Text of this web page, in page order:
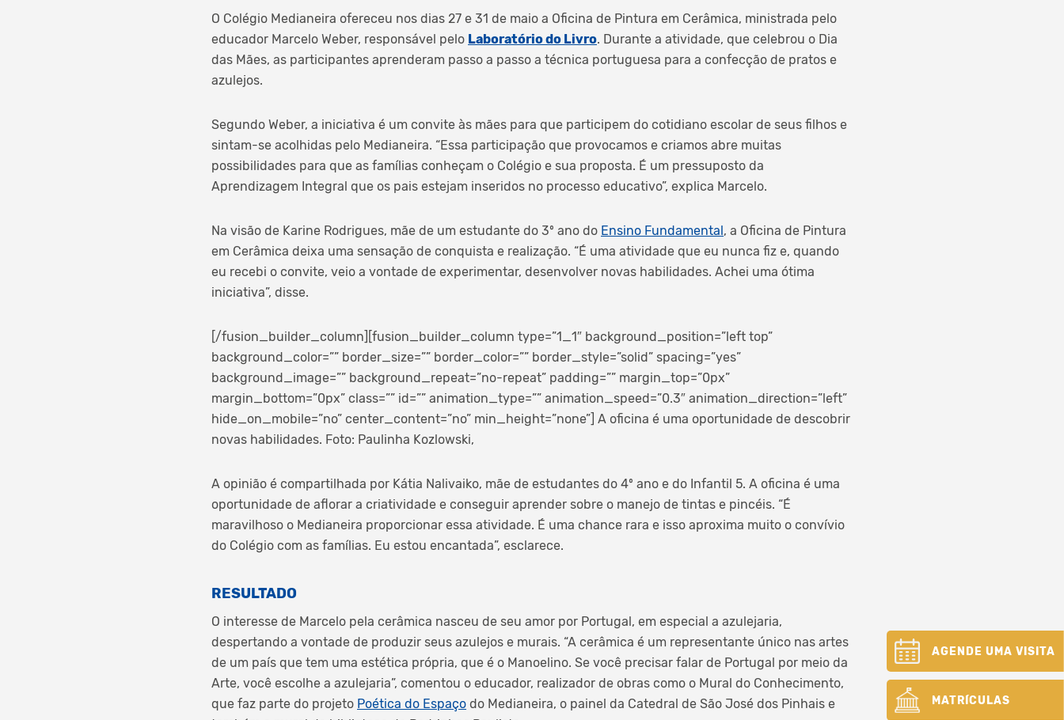
O Colégio Medianeira ofereceu nos dias 27 e 31 de maio a Oficina de Pintura em Cerâmica, ministrada pelo
educador Marcelo Weber, responsável pelo Laboratório do Livro. Durante a atividade, que celebrou o Dia
das Mães, as participantes aprenderam passo a passo a técnica portuguesa para a confecção de pratos e
azulejos.
Segundo Weber, a iniciativa é um convite às mães para que participem do cotidiano escolar de seus filhos e
sintam-se acolhidas pelo Medianeira. “Essa participação que provocamos e criamos abre muitas
possibilidades para que as famílias conheçam o Colégio e sua proposta. É um pressuposto da
Aprendizagem Integral que os pais estejam inseridos no processo educativo”, explica Marcelo.
Na visão de Karine Rodrigues, mãe de um estudante do 3º ano do Ensino Fundamental, a Oficina de Pintura
em Cerâmica deixa uma sensação de conquista e realização. “É uma atividade que eu nunca fiz e, quando
eu recebi o convite, veio a vontade de experimentar, desenvolver novas habilidades. Achei uma ótima
iniciativa”, disse.
[/fusion_builder_column][fusion_builder_column type=”1_1″ background_position=”left top”
background_color=”” border_size=”” border_color=”” border_style=”solid” spacing=”yes”
background_image=”” background_repeat=”no-repeat” padding=”” margin_top=”0px”
margin_bottom=”0px” class=”” id=”” animation_type=”” animation_speed=”0.3″ animation_direction=”left”
hide_on_mobile=”no” center_content=”no” min_height=”none”] A oficina é uma oportunidade de descobrir
novas habilidades. Foto: Paulinha Kozlowski,
A opinião é compartilhada por Kátia Nalivaiko, mãe de estudantes do 4º ano e do Infantil 5. A oficina é uma
oportunidade de aflorar a criatividade e conseguir aprender sobre o manejo de tintas e pincéis. “É
maravilhoso o Medianeira proporcionar essa atividade. É uma chance rara e isso aproxima muito o convívio
do Colégio com as famílias. Eu estou encantada”, esclarece.
RESULTADO
O interesse de Marcelo pela cerâmica nasceu de seu amor por Portugal, em especial a azulejaria,
despertando a vontade de produzir seus azulejos e murais. “A cerâmica é um representante único nas artes
de um país que tem uma estética própria, que é o Manoelino. Se você precisar falar de Portugal por meio da
Arte, você escolhe a azulejaria”, comentou o educador, realizador de obras como o Mural do Conhecimento,
que faz parte do projeto Poética do Espaço do Medianeira, o painel da Catedral de São José dos Pinhais e
AGENDE UMA VISITA
MATRÍCULAS